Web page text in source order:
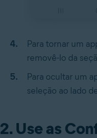
Para tornar um
removê-lo da
Para ocultar um
seleção ao lado
2. Use as